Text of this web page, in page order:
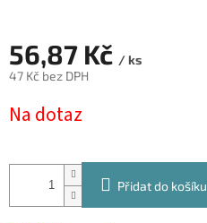
56,87 Kč / ks
47 Kč bez DPH
cena:
Na dotaz
Přidat do košíku